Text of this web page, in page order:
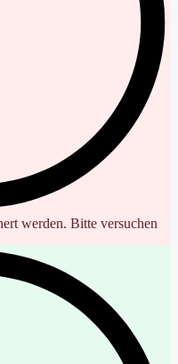
werden. Bitte versuchen